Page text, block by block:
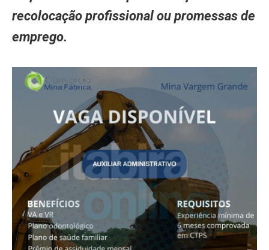
recolocação profissional ou promessas de
emprego.